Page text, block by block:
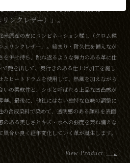
を併せ持つ、シボ感が魅力的な
ンクレザー）」。
米原産の皮にコンビネーション鞣し（クロム鞣
ュリンクレザー」。締まり・耐久性を備えなが
を併せ持ち、跳ね返るような弾力のある革に仕
で艶を出して、奥行きのある仕上げ加工を施し
たヒートドラムを使用して、熱風を加えながら
いの柔軟性と、シボと呼ばれる上品な凹凸感が
華。最後に、他社にはない独特な色味の調整に
の合成染料で染めて、透明感のある顔料を表面
のある美しさとキズ・水への強度を兼ね備えな
合い良く経年変化していく革が誕生します。
View Product